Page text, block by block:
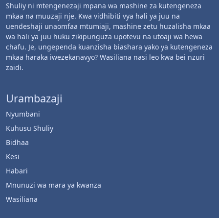
Shuliy ni mtengenezaji mpana wa mashine za kutengeneza
mkaa na muuzaji nje. Kwa vidhibiti vya hali ya juu na
uendeshaji unaomfaa mtumiaji, mashine zetu huzalisha mkaa
wa hali ya juu huku zikipunguza upotevu na utoaji wa hewa
chafu. Je, ungependa kuanzisha biashara yako ya kutengeneza
mkaa haraka iwezekanavyo? Wasiliana nasi leo kwa bei nzuri
zaidi.
Urambazaji
Nyumbani
Kuhusu Shuliy
Bidhaa
Kesi
Habari
Mnunuzi wa mara ya kwanza
Wasiliana